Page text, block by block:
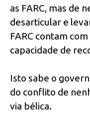
as FARC, mas de
desarticular e
FARC contam
capacidade de
Isto sabe o
do conflito de
via bélica.